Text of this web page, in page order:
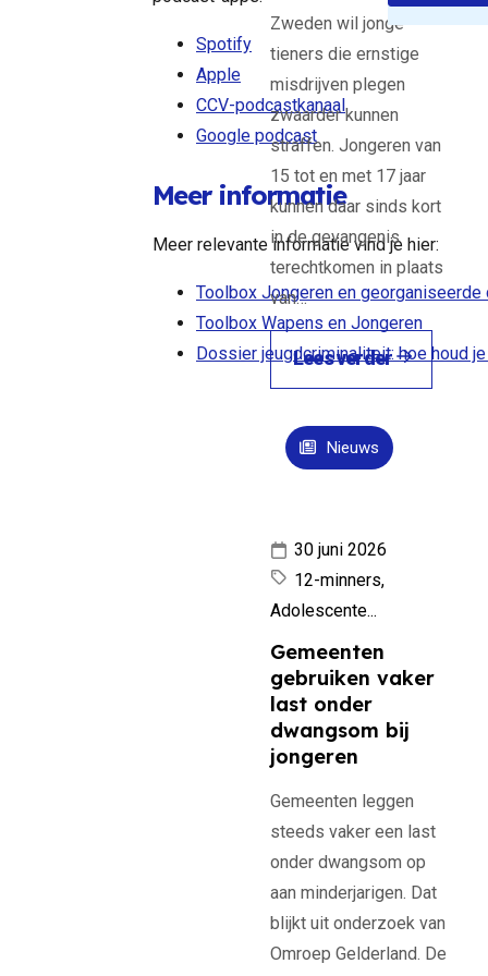
Spotify
Apple
CCV-podcastkanaal
Google podcast
Meer informatie
Meer relevante informatie vind je hier:
Toolbox Jongeren en
Toolbox Wapens en Jongeren
Dossier jeugdcriminaliteit: hoe houd
Zweden wil jonge
tieners die ernstige
misdrijven plegen
zwaarder kunnen
straffen. Jongeren van
15 tot en met 17 jaar
kunnen daar sinds kort
in de gevangenis
terechtkomen in plaats
van…
Lees verder
Gemeenten
gebruiken vaker
last onder
dwangsom bij
jongeren
Gemeenten leggen
steeds vaker een last
onder dwangsom op
aan minderjarigen. Dat
blijkt uit onderzoek van
Omroep Gelderland. De
30 juni 2026
12-minners,
Adolescente...
Nieuws